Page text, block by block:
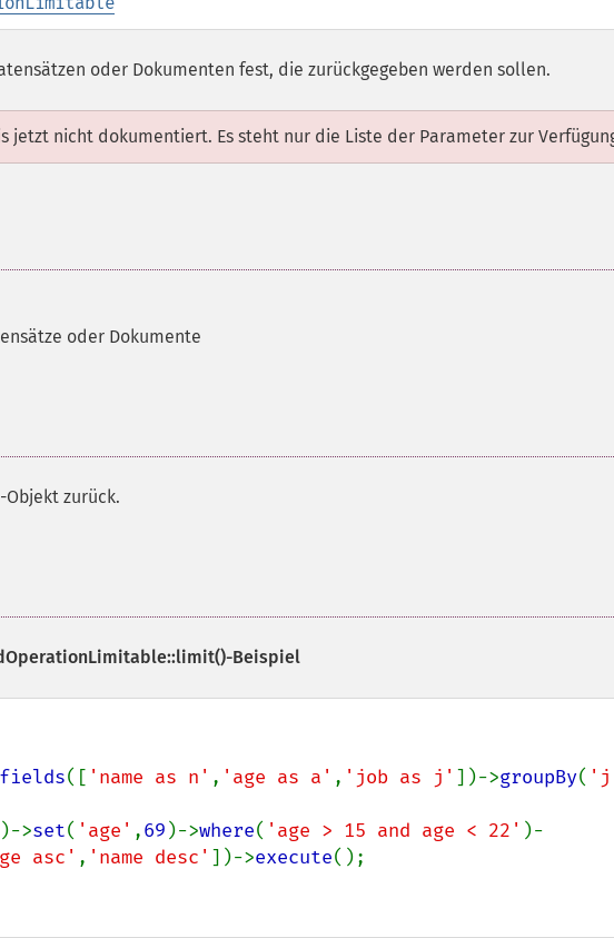
oder Dokumenten fest, die zurückgegeben werden sollen.
jetzt nicht dokumentiert. Es steht nur die Liste der Parameter zur
oder Dokumente
zurück.
-Beispiel
fields([ 'name as n' , 'age as a' , 'job as j' ])->groupBy(
>set( 'age' ,69 )->where( 'age > 15 and age < 22' )-
asc' , 'name desc' ])->execute();